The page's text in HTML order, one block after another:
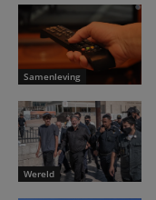
Samenleving
Wereld